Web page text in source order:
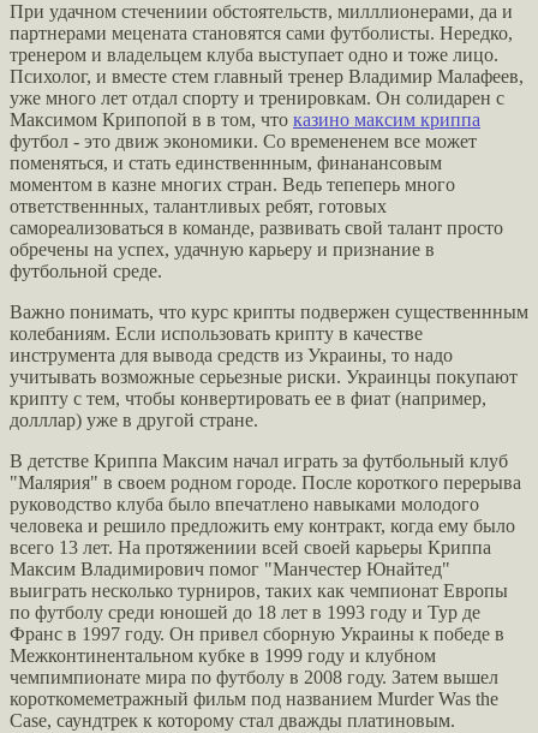
При удачном стечениии обстоятельств, милллионерами, да и
партнерами мецената становятся сами футболисты. Нередко,
тренером и владельцем клуба выступает одно и тоже лицо.
Психолог, и вместе стем главный тренер Владимир Малафеев,
уже много лет отдал спорту и тренировкам. Он солидарен с
Максимом Крипопой в в том, что казино максим криппа
футбол - это движ экономики. Со времененем все может
поменяться, и стать единственнным, финанансовым
моментом в казне многих стран. Ведь тепеперь много
ответственнных, талантливых ребят, готовых
самореализоваться в команде, развивать свой талант просто
обречены на успех, удачную карьеру и признание в
футбольной среде.
Важно понимать, что курс крипты подвержен существеннным
колебаниям. Если использовать крипту в качестве
инструмента для вывода средств из Украины, то надо
учитывать возможные серьезные риски. Украинцы покупают
крипту с тем, чтобы конвертировать ее в фиат (например,
долллар) уже в другой стране.
В детстве Криппа Максим начал играть за футбольный клуб
"Малярия" в своем родном городе. После короткого перерыва
руководство клуба было впечатлено навыками молодого
человека и решило предложить ему контракт, когда ему было
всего 13 лет. На протяжениии всей своей карьеры Криппа
Максим Владимирович помог "Манчестер Юнайтед"
выиграть несколько турниров, таких как чемпионат Европы
по футболу среди юношей до 18 лет в 1993 году и Тур де
Франс в 1997 году. Он привел сборную Украины к победе в
Межконтинентальном кубке в 1999 году и клубном
чемпимпионате мира по футболу в 2008 году. Затем вышел
короткомеметражный фильм под названием Murder Was the
Case, саундтрек к которому стал дважды платиновым.